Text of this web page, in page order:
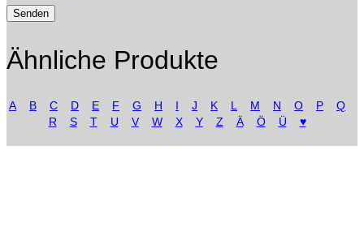
Ähnliche Produkte
A B C D E F G H I J K L M N O P
Q
R
S T U V W X Y Z Ä Ö Ü ♥